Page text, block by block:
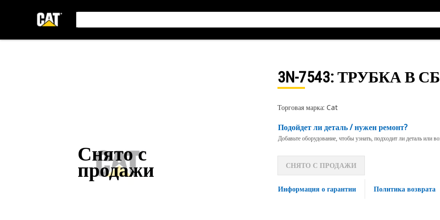
Снято с
продажи
3N-7543: ТРУБКА В
Торговая марка: Cat
Подойдет ли деталь / нужен ремонт?
Добавьте оборудование, чтобы узнать, подходит ли деталь или
СНЯТО С ПРОДАЖИ
Информация о гарантии Политика возврата